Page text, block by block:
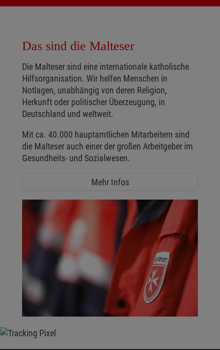
Das sind die Malteser
Die Malteser sind eine internationale katholische
Hilfsorganisation. Wir helfen Menschen in
Notlagen, unabhängig von deren Religion,
Herkunft oder politischer Überzeugung, in
Deutschland und weltweit.
Mit ca. 40.000 hauptamtlichen Mitarbeitern sind
die Malteser auch einer der großen Arbeitgeber im
Gesundheits- und Sozialwesen.
Mehr Infos